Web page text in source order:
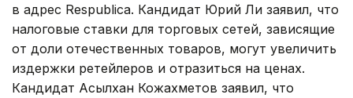
в адрес Respublica. Кандидат Юрий Ли заявил, что
налоговые ставки для торговых сетей, зависящие
от доли отечественных товаров, могут увеличить
издержки ретейлеров и отразиться на ценах.
Кандидат Асылхан Кожахметов заявил, что